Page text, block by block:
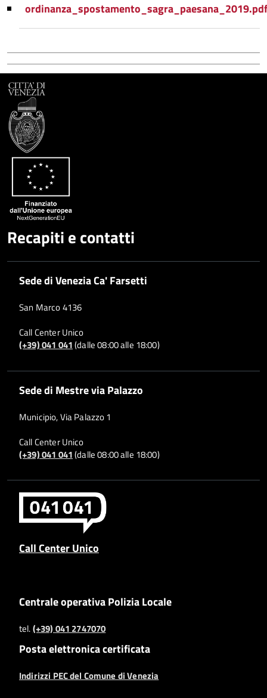
ordinanza_spostamento_sagra_paesana_2019.pdf
Recapiti e contatti
Sede di Venezia Ca' Farsetti
San Marco 4136
Call Center Unico
(+39) 041 041(dalle 08:00 alle 18:00)
Sede di Mestre via Palazzo
Municipio, Via Palazzo 1
Call Center Unico
(+39) 041 041(dalle 08:00 alle 18:00)
Call Center Unico
Centrale operativa Polizia Locale
tel.(+39) 041 2747070
Posta elettronica certificata
Indirizzi PEC del Comune di Venezia